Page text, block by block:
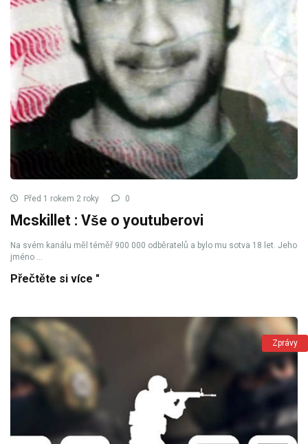
Před 1 rokem 2 roky 0
Mcskillet : Vše o youtuberovi
Na svém kanálu měl téměř 900 000 odběratelů a bylo mu sotva 18 let. Jeho
jméno ...
Přečtěte si více "
Zprávy